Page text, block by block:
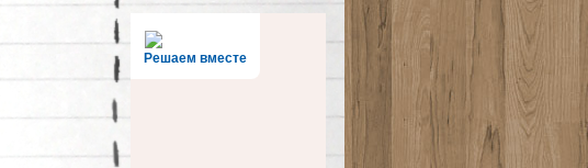
Решаем вместе